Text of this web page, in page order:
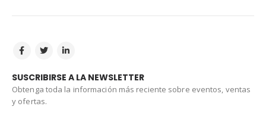
SUSCRIBIRSE A LA NEWSLETTER
Obtenga toda la información más reciente sobre eventos, ventas
y ofertas.